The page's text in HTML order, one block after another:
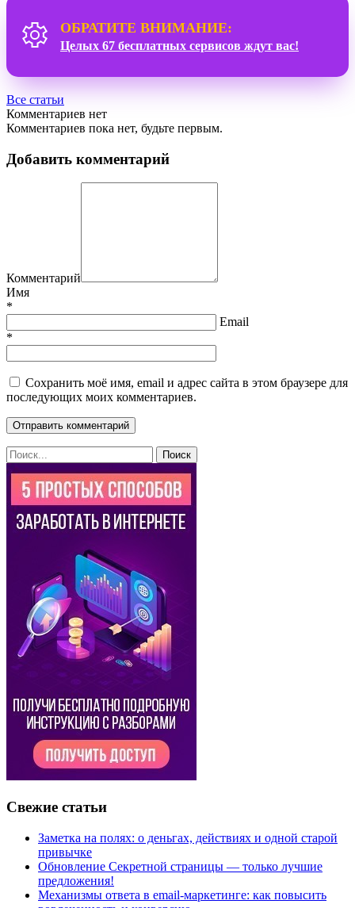
ОБРАТИТЕ ВНИМАНИЕ:
Целых 67 бесплатных сервисов ждут вас!
Все статьи
Комментариев нет
Комментариев пока нет, будьте первым.
Добавить комментарий
Комментарий
Имя
*
Email
*
Сохранить моё имя, email и адрес сайта в этом браузере для
последующих моих комментариев.
Свежие статьи
Заметка на полях: о деньгах, действиях и одной старой
привычке
Обновление Секретной страницы — только лучшие
предложения!
Механизмы ответа в email-маркетинге: как повысить